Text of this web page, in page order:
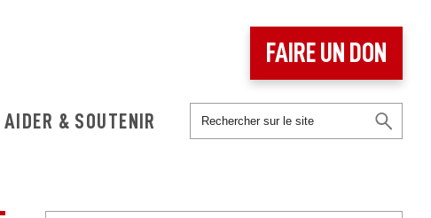
AIDER & SOUTENIR
FAIRE UN DON